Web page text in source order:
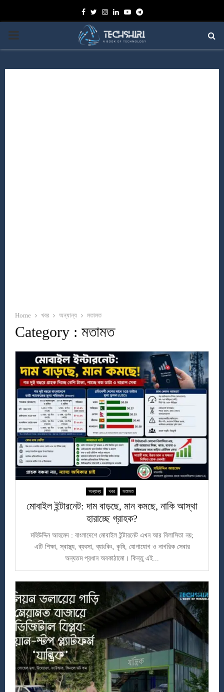
Facebook
TwitterInstagram
Linkedin
YoutubeTelegram
PRIMARY
Home খবর অন্যান্য মতামত
Category : মতামত
অন্যান্য খবর মতামত
মোবাইল ইন্টারনেট: দাম বাড়ছে, মান কমছে, নাকি আস্থা
হারাচ্ছে গ্রাহক?
মহিউদ্দিন আহমেদ : বাংলাদেশে মোবাইল ইন্টারনেট এখন আর বিলাসিতা নয়;
এটি শিক্ষা, স্বাস্থ্য, ব্যবসা, ব্যাংকিং, কৃষি, যোগাযোগ ও নাগরিক সেবার
অন্যতম প্রধান অবকাঠামো। কিন্তু এই...